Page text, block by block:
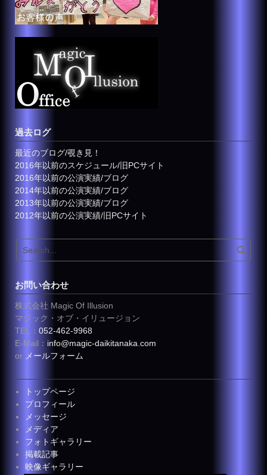
過去ログ
最近のブログ/覗き見！
2016年以前のスケジュール/旧PCサイト
2016年以前の公演実績/ブログ
2014年以前の公演実績/ブログ
2013年以前の公演実績/ブログ
2012年以前の公演実績/旧PCサイト
お問い合わせ
株式会社 Magic Of Illusion
マジック・オブ・イリュージョン
TEL： 052-462-9968
E-Mail： info@magic-daikitanaka.com
or メールフォーム
トップページ
プロフィール
メッセージ
メディア
フォトギャラリー
掲載記事
映像ギャラリー